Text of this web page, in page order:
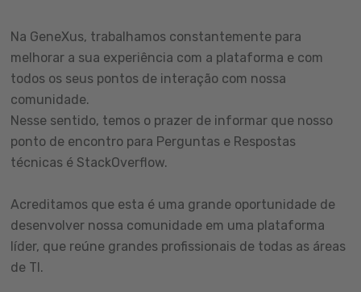
Na GeneXus, trabalhamos constantemente para
melhorar a sua experiência com a plataforma e com
todos os seus pontos de interação com nossa
comunidade.
Nesse sentido, temos o prazer de informar que nosso
ponto de encontro para Perguntas e Respostas
técnicas é StackOverflow.
Acreditamos que esta é uma grande oportunidade de
desenvolver nossa comunidade em uma plataforma
líder, que reúne grandes profissionais de todas as áreas
de TI.